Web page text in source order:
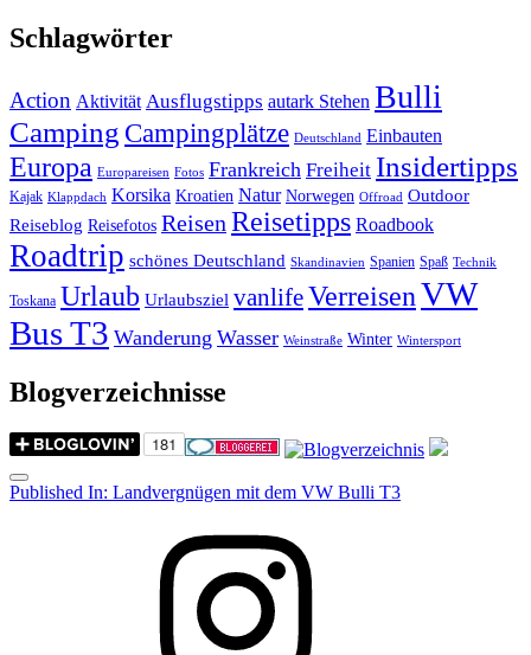
Schlagwörter
Action Aktivität Ausflugstipps autark Stehen Bulli
Camping Campingplätze Deutschland Einbauten
Europa Europareisen Fotos Frankreich Freiheit Insidertipps
Kajak Klappdach Korsika Kroatien Natur Norwegen Offroad Outdoor
Reiseblog Reisefotos ReisenReisetipps Roadbook
Roadtrip schönes Deutschland Skandinavien Spanien Spaß Technik
Toskana Urlaub Urlaubsziel vanlifeVerreisenVW
Bus T3 Wanderung Wasser Weinstraße Winter Wintersport
Blogverzeichnisse
Menu
Post
Published In: Landvergnügen mit dem VW Bulli T3